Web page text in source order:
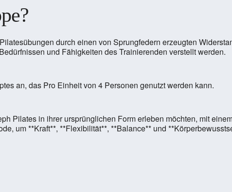
durch einen von Sprungfedern erzeugten
und Fähigkeiten des Trainierenden verstellt werden.
an, das Pro Einheit von 4 Personen genutzt werden kann.
Pilates in ihrer ursprünglichen Form erleben möchten, mit
um **Kraft**, **Flexibilität**, **Balance** und